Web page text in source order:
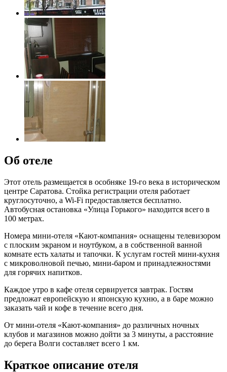
Об отеле
Этот отель размещается в особняке 19-го века в историческом
центре Саратова. Стойка регистрации отеля работает
круглосуточно, а Wi-Fi предоставляется бесплатно.
Автобусная остановка «Улица Горького» находится всего в
100 метрах.
Номера мини-отеля «Кают-компания» оснащены телевизором
с плоским экраном и ноутбуком, а в собственной ванной
комнате есть халаты и тапочки. К услугам гостей мини-кухня
с микроволновой печью, мини-баром и принадлежностями
для горячих напитков.
Каждое утро в кафе отеля сервируется завтрак. Гостям
предложат европейскую и японскую кухню, а в баре можно
заказать чай и кофе в течение всего дня.
От мини-отеля «Кают-компания» до различных ночных
клубов и магазинов можно дойти за 3 минуты, а расстояние
до берега Волги составляет всего 1 км.
Краткое описание отеля